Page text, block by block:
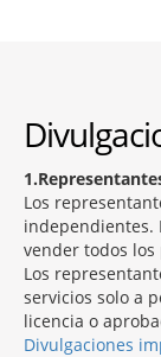
1
Los
independientes.
vender todos
Los
servicios solo a
licencia o
Divulgaciones